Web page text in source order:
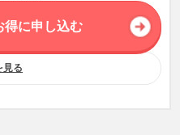
得に申し込む
見る